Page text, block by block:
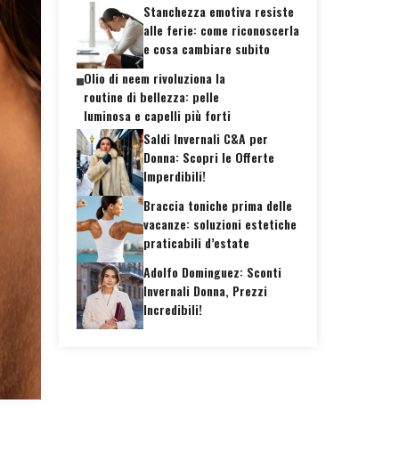
Stanchezza emotiva resiste
alle ferie: come riconoscerla
e cosa cambiare subito
Olio di neem rivoluziona la
routine di bellezza: pelle
luminosa e capelli più forti
Saldi Invernali C&A per
Donna: Scopri le Offerte
Imperdibili!
Braccia toniche prima delle
vacanze: soluzioni estetiche
praticabili d’estate
Adolfo Dominguez: Sconti
Invernali Donna, Prezzi
Incredibili!